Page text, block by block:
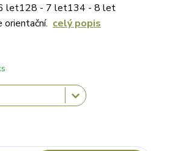
let128 - 7 let134 - 8 let
celý popis